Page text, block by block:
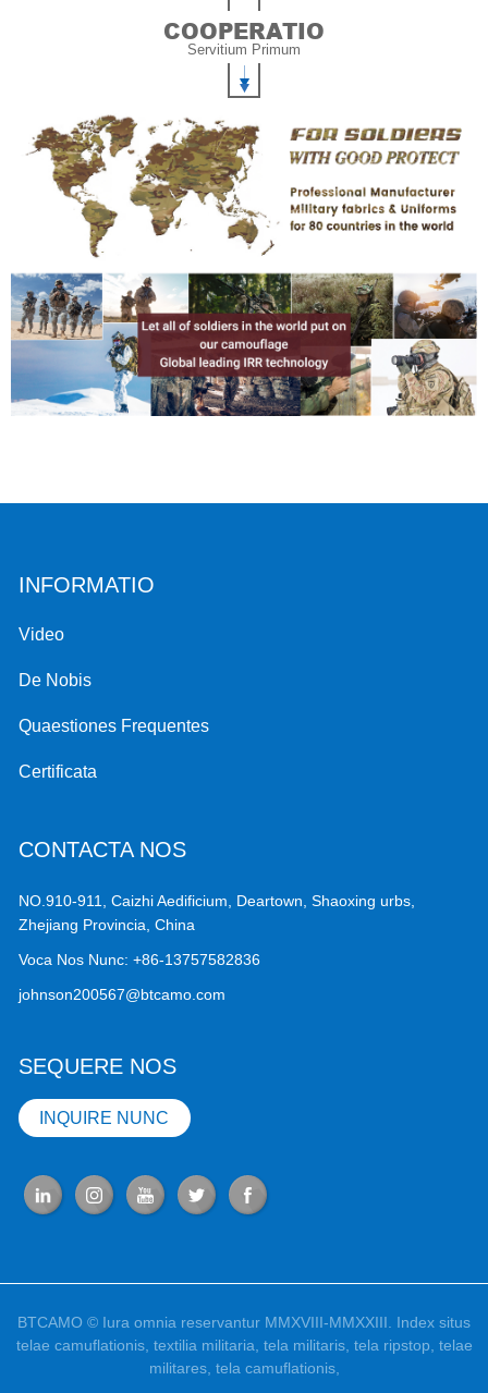
COOPERATIO
Servitium Primum
INFORMATIO
Video
De Nobis
Quaestiones Frequentes
Certificata
CONTACTA NOS
NO.910-911, Caizhi Aedificium, Deartown, Shaoxing urbs,
Zhejiang Provincia, China
Voca Nos Nunc: +86-13757582836
johnson200567@btcamo.com
SEQUERE NOS
INQUIRE NUNC
BTCAMO © Iura omnia reservantur MMXVIII-MMXXIII.
Index situs
telae camuflationis, textilia militaria tela militaris, tela ripstop telae
militares, tela camuflationis,